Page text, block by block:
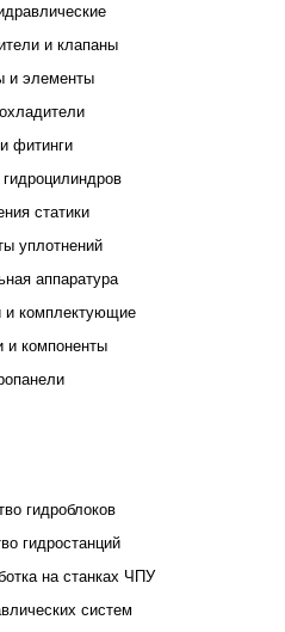
и клапаны
и элементы
фитинги
статики
уплотнений
аппаратура
и комплектующие
и компоненты
гидроблоков
гидростанций
на станках ЧПУ
систем